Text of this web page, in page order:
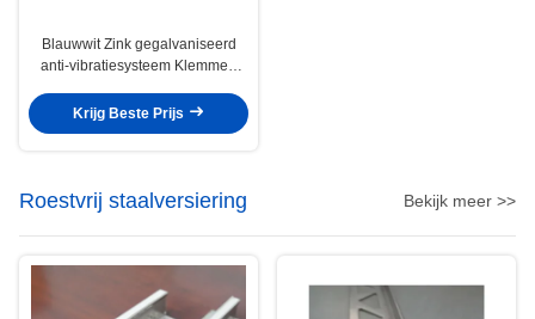
Blauwwit Zink gegalvaniseerd
anti-vibratiesysteem Klemmen
Krijg Beste Prijs
Roestvrij staalversiering Bekijk meer >>